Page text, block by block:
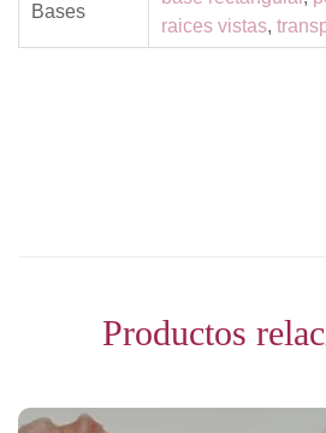
Bases
raices vistas,
Productos